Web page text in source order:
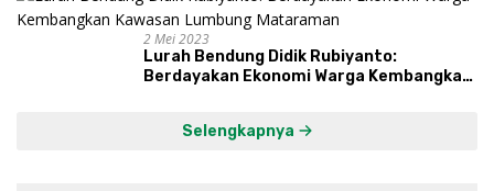
2 Mei 2023
Lurah Bendung Didik Rubiyanto:
Berdayakan Ekonomi Warga Kembangkan
Selengkapnya